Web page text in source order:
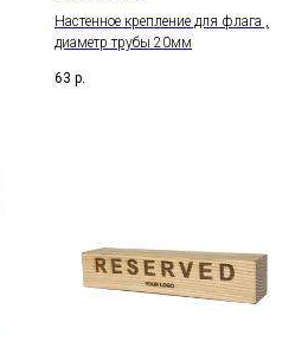
Настенное крепление для флага ,
диаметр трубы 20мм
63 р.